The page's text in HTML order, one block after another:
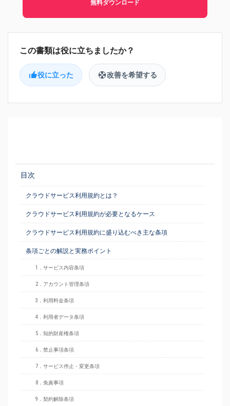
無料ダウンロード
役に立った 改善を希望する
目次
クラウドサービス利用規約とは？
クラウドサービス利用規約が必要となるケース
クラウドサービス利用規約に盛り込むべき主な条項
条項ごとの解説と実務ポイント
1．サービス内容条項
2．アカウント管理条項
3．利用料金条項
4．利用者データ条項
5．知的財産権条項
6．禁止事項条項
7．サービス停止・変更条項
8．免責事項
9．契約解除条項